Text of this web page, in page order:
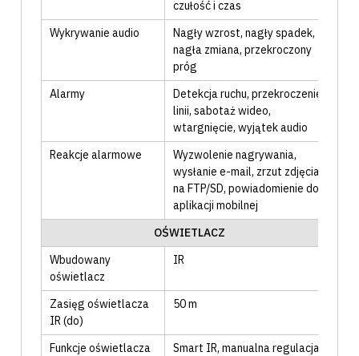
czułość i czas
Wykrywanie audio
Nagły wzrost, nagły spadek,
nagła zmiana, przekroczony
próg
Alarmy
Detekcja ruchu, przekroczenie
linii, sabotaż wideo,
wtargnięcie, wyjątek audio
Reakcje alarmowe
Wyzwolenie nagrywania,
wysłanie e-mail, zrzut zdjęcia
na FTP/SD, powiadomienie do
aplikacji mobilnej
OŚWIETLACZ
Wbudowany
oświetlacz
IR
Zasięg oświetlacza
IR (do)
50m
Funkcje oświetlacza Smart IR, manualna regulacja